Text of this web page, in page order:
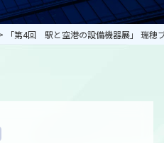
「第4回 駅と空港の設備機器展」 瑞穂